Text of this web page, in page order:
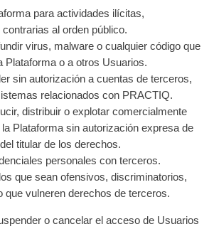
para actividades ilícitas,
al orden público.
virus, malware o cualquier código que
Plataforma o a otros Usuarios.
sin autorización a cuentas de terceros,
relacionados con PRACTIQ.
distribuir o explotar comercialmente
Plataforma sin autorización expresa de
titular de los derechos.
personales con terceros.
que sean ofensivos, discriminatorios,
que vulneren derechos de terceros.
o cancelar el acceso de Usuarios